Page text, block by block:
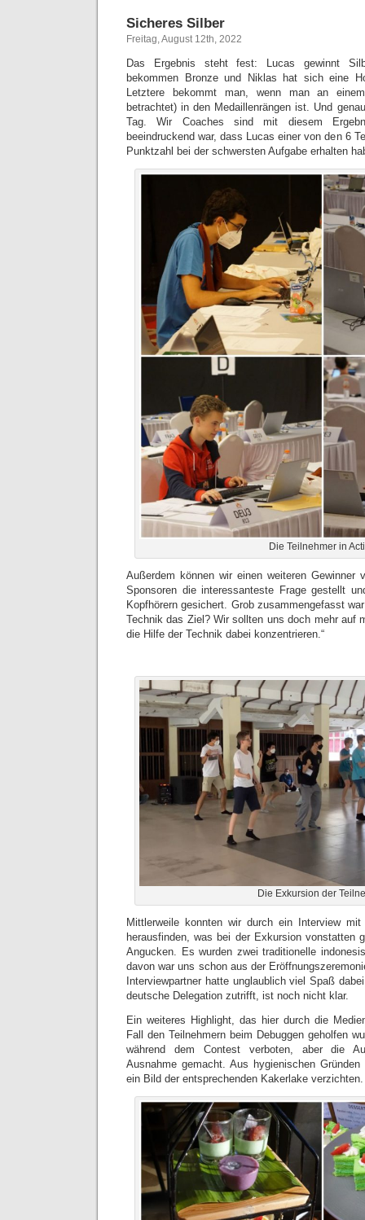
Sicheres Silber
Freitag, August 12th, 2022
Das Ergebnis steht fest: Lucas gewinnt
bekommen Bronze und Niklas hat sich eine
Letztere bekommt man, wenn man an
betrachtet) in den Medaillenrängen ist. Und
Tag. Wir Coaches sind mit diesem
beeindruckend war, dass Lucas einer von den 6
Punktzahl bei der schwersten Aufgabe erhalten
Die Teilnehmer in
Außerdem können wir einen weiteren Gewinner
Sponsoren die interessanteste Frage gestellt
Kopfhörern gesichert. Grob zusammengefasst
Technik das Ziel? Wir sollten uns doch mehr auf
die Hilfe der Technik dabei konzentrieren.“
Die Exkursion der
Mittlerweile konnten wir durch ein Interview mit
herausfinden, was bei der Exkursion vonstatten
Angucken. Es wurden zwei traditionelle
davon war uns schon aus der
Interviewpartner hatte unglaublich viel Spaß
deutsche Delegation zutrifft, ist noch nicht klar.
Ein weiteres Highlight, das hier durch die
Fall den Teilnehmern beim Debuggen geholfen
während dem Contest verboten, aber die
Ausnahme gemacht. Aus hygienischen
ein Bild der entsprechenden Kakerlake verzichten.